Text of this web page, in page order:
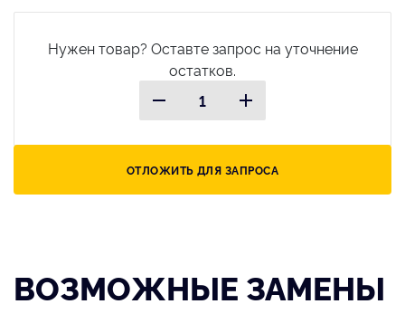
Нужен товар? Оставте запрос на уточнение
остатков.
ОТЛОЖИТЬ ДЛЯ ЗАПРОСА
ВОЗМОЖНЫЕ ЗАМЕНЫ